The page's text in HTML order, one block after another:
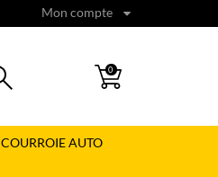
Mon compte
0
COURROIE AUTO